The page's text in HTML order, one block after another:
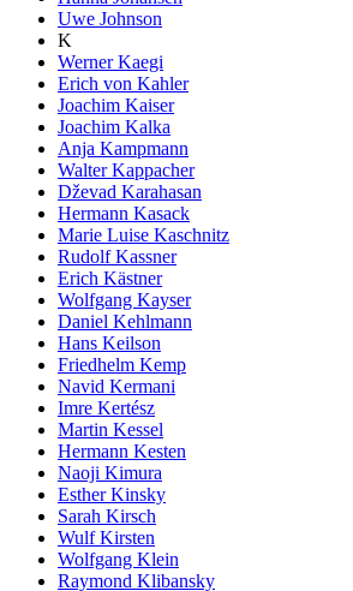
Uwe Johnson
K
Werner Kaegi
Erich von Kahler
Joachim Kaiser
Joachim Kalka
Anja Kampmann
Walter Kappacher
Dževad Karahasan
Hermann Kasack
Marie Luise Kaschnitz
Rudolf Kassner
Erich Kästner
Wolfgang Kayser
Daniel Kehlmann
Hans Keilson
Friedhelm Kemp
Navid Kermani
Imre Kertész
Martin Kessel
Hermann Kesten
Naoji Kimura
Esther Kinsky
Sarah Kirsch
Wulf Kirsten
Wolfgang Klein
Raymond Klibansky